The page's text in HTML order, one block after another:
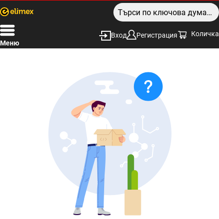
Меню
Вход Регистрация Количка